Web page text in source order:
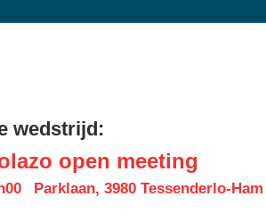
wedstrijd:
open meeting
Parklaan, 3980 Tessenderlo-Ham